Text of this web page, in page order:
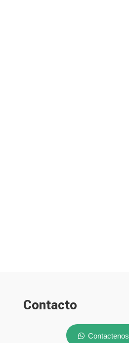
Contacto
Contactenos